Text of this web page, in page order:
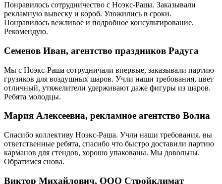
Понравилось сотрудничество с Ноэкс-Раша. Заказывали
рекламную вывеску и короб. Уложились в сроки.
Понравилось вежливое и подробное консультирование.
Рекомендую.
Семенов Иван, агентство праздников Радуга
Мы с Ноэкс-Раша сотрудничали впервые, заказывали партию
грузиков для воздушных шаров. Учли наши требования, цвет
отличный, утяжелители удерживают даже фигуры из шаров.
Ребята молодцы.
Мария Алексеевна, рекламное агентство Волна
Спасибо коллективу Ноэкс-Раша. Учли наши требования. вы
ответственные ребята, спасибо что быстро доставили партию
карманов для стендов, хорошо упакованы. Мы довольны.
Обратимся снова.
Виктор Михайлович, ООО Стройклимат